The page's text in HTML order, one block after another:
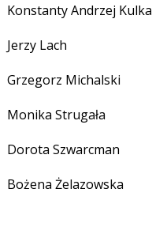
Konstanty Andrzej Kulka
Jerzy Lach
Grzegorz Michalski
Monika Strugała
Dorota Szwarcman
Bożena Żelazowska